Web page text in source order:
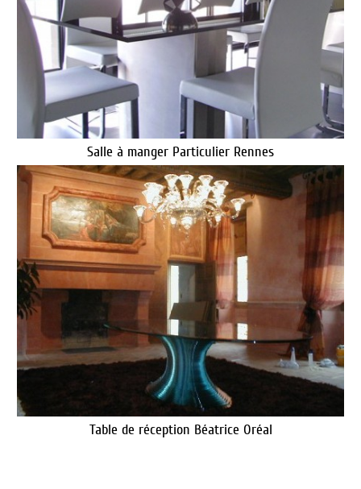
Salle à manger Particulier Rennes
Table de réception Béatrice Oréal